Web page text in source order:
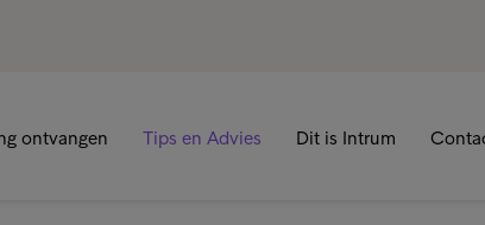
ontvangen Tips en Advies Dit is Intrum